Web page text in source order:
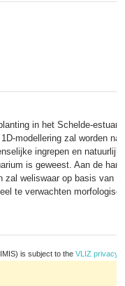
in het Schelde-
modellering zal worden
ingrepen en
is geweest. Aan de
zal weliswaar op basis van
te verwachten
is subject to the VLIZ privacy